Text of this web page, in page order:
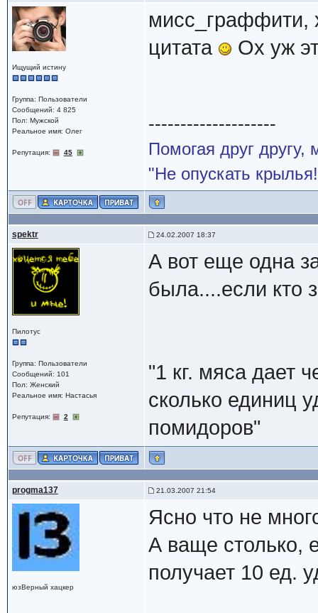
Ищущий истину
Группа: Пользователи
Сообщений: 4 825
Пол: Мужской
Реальное имя: Олег
Репутация: 45
мисс_граффити,
цитата
Ох уж
--------------------
Помогая друг
"Не опускать
spektr 24.02.2007 18:37
Пилотус
Группа: Пользователи
Сообщений: 101
Пол: Женский
Реальное имя: Настасья
Репутация: 2
А вот еще одна
была....если кто
"1 кг. мяса дает
сколько единиц
помидоров"
progma137 21.03.2007 21:54
юзВерный хацкер
Ясно что не
А ваще столько,
получает 10 ед.